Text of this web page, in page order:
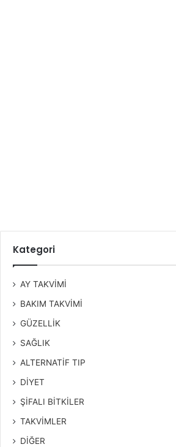
Kategori
AY TAKVİMİ
BAKIM TAKVİMİ
GÜZELLİK
SAĞLIK
ALTERNATİF TIP
DİYET
ŞİFALI BİTKİLER
TAKVİMLER
DİĞER